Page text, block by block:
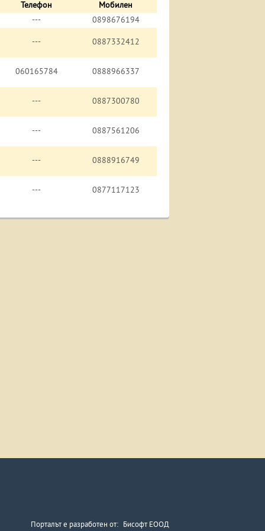
Телефон
Мобилен
---
0898676194
--- 0887332412
060165784 0888966337
--- 0887300780
--- 0887561206
--- 0888916749
--- 0877117123
Порталът е разработен от: Бисофт ЕООД